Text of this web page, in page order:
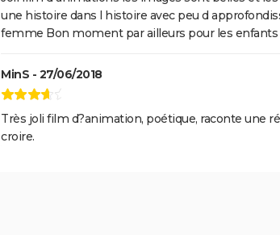
une histoire dans l histoire avec peu d
femme Bon moment par ailleurs pour les enfants
MinS - 27/06/2018
Très joli film d?animation, poétique, raconte une
croire.